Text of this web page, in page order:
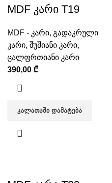
MDF კარი T19
MDF - კარი, გადაკრული
კარი, შუშიანი კარი,
ცალფრთიანი კარი
390,00 ₾
ᲙᲐᲚᲐᲗᲐᲨᲘ ᲓᲐᲛᲐᲢᲔᲑᲐ